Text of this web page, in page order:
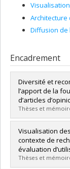
Diffusion
Encadrement
Diversité et
l’apport de la
d’articles
Thèses et
Diplômé(e) :
Cycle :Doctorat
Diplôme
Lien vers le
Visualisation
contexte de
évaluation
Thèses et